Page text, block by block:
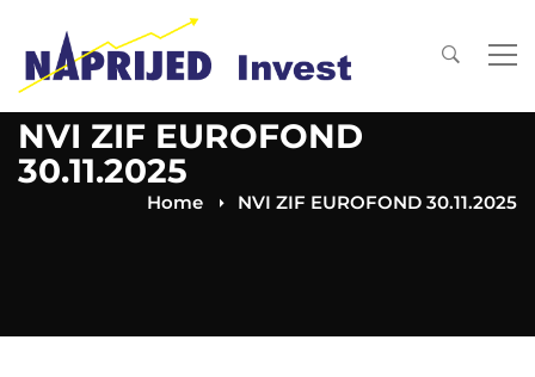
NVI ZIF EUROFOND
30.11.2025
Home NVI ZIF EUROFOND 30.11.2025